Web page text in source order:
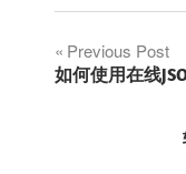
文
Previous Post
如何使用在线